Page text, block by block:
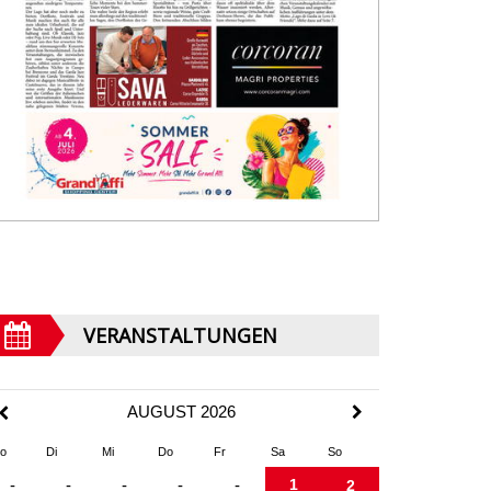
VERANSTALTUNGEN
AUGUST 2026
Di Mi Do Fr Sa So
- - - - - 1 2